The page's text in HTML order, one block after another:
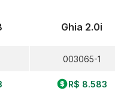
Ghia 2.0i
003065-1
R$ 8.583